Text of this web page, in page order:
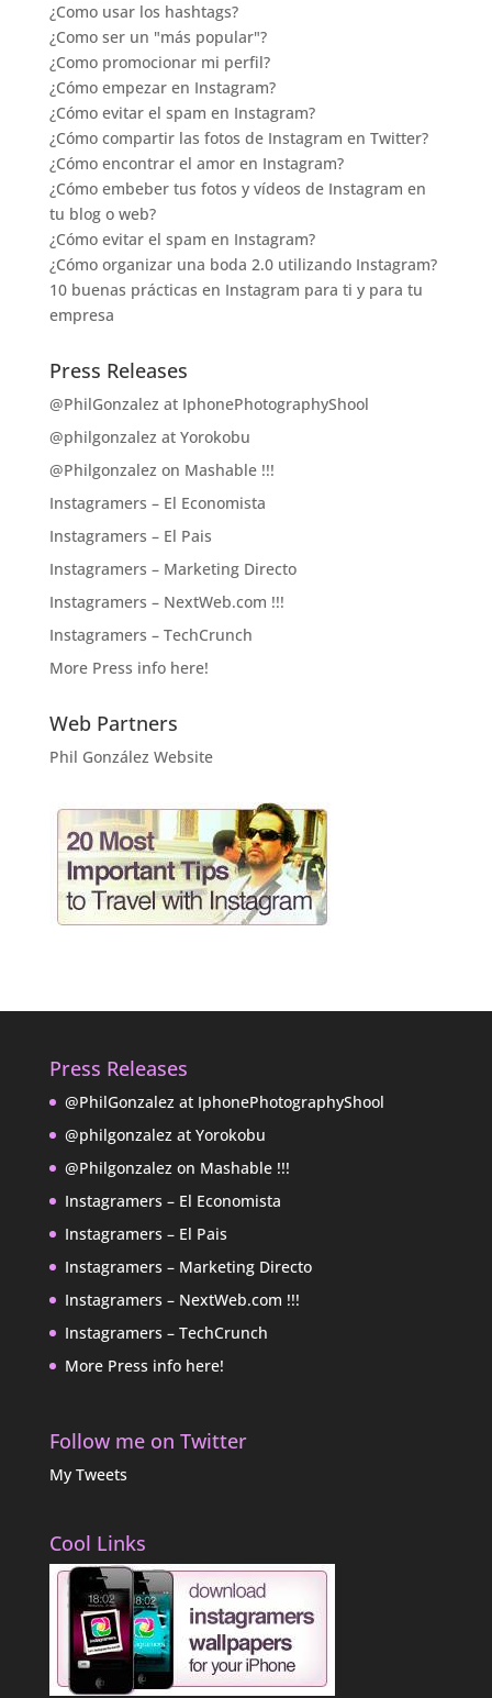
¿Como usar los hashtags?
¿Como ser un "más popular"?
¿Como promocionar mi perfil?
¿Cómo empezar en Instagram?
¿Cómo evitar el spam en Instagram?
¿Cómo compartir las fotos de Instagram en Twitter?
¿Cómo encontrar el amor en Instagram?
¿Cómo embeber tus fotos y vídeos de Instagram en
tu blog o web?
¿Cómo evitar el spam en Instagram?
¿Cómo organizar una boda 2.0 utilizando Instagram?
10 buenas prácticas en Instagram para ti y para tu
empresa
Press Releases
@PhilGonzalez at IphonePhotographyShool
@philgonzalez at Yorokobu
@Philgonzalez on Mashable !!!
Instagramers – El Economista
Instagramers – El Pais
Instagramers – Marketing Directo
Instagramers – NextWeb.com !!!
Instagramers – TechCrunch
More Press info here!
Web Partners
Phil González Website
Press Releases
@PhilGonzalez at IphonePhotographyShool
@philgonzalez at Yorokobu
@Philgonzalez on Mashable !!!
Instagramers – El Economista
Instagramers – El Pais
Instagramers – Marketing Directo
Instagramers – NextWeb.com !!!
Instagramers – TechCrunch
More Press info here!
Follow me on Twitter
My Tweets
Cool Links